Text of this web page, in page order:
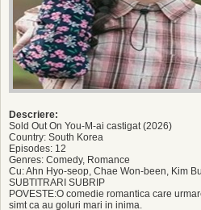
Descriere:
Sold Out On You-M-ai castigat (2026)
Country: South Korea
Episodes: 12
Genres: Comedy, Romance
Cu: Ahn Hyo-seop, Chae Won-been, Kim
SUBTITRARI SUBRIP
POVESTE:O comedie romantica care
simt ca au goluri mari in inima.